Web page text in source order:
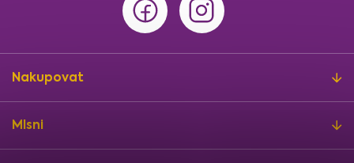
Nakupovat
Mlsni